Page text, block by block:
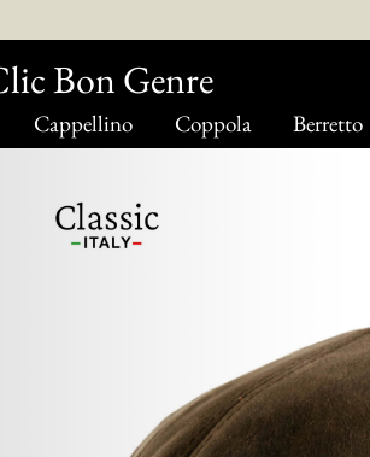
Cappellino Coppola Berretto
Bon Genre